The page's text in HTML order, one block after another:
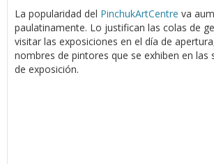
La popularidad del PinchukArtCentre va
paulatinamente. Lo justifican las colas de
visitar las exposiciones en el día de
nombres de pintores que se exhiben en las
de exposición.